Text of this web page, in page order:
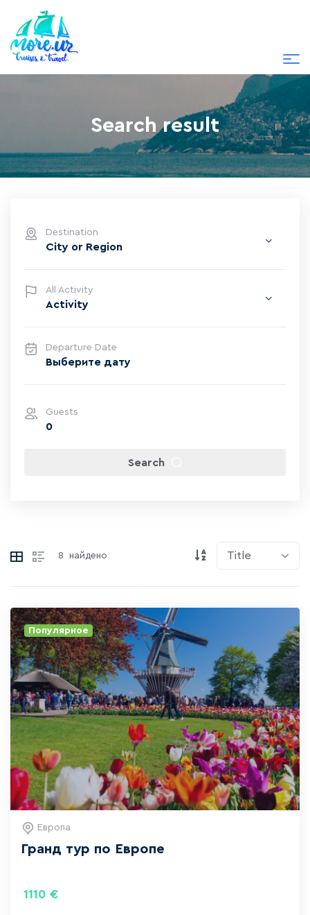
Search result
Destination
City or Region
All Activity
Activity
Departure Date
Guests
0
Search
8 найдено
Популярное
Европа
Гранд тур по Европе
1110 €